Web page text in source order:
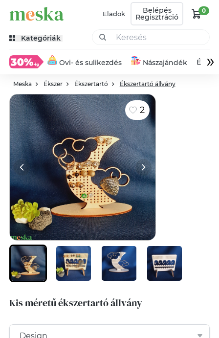
Eladok Belépés
Regisztráció
0
Kategóriák
Ovi- és sulikezdés Nászajándék »
Meska Ékszer Ékszertartó Ékszertartó állvány
2
Kis méretű ékszertartó állvány